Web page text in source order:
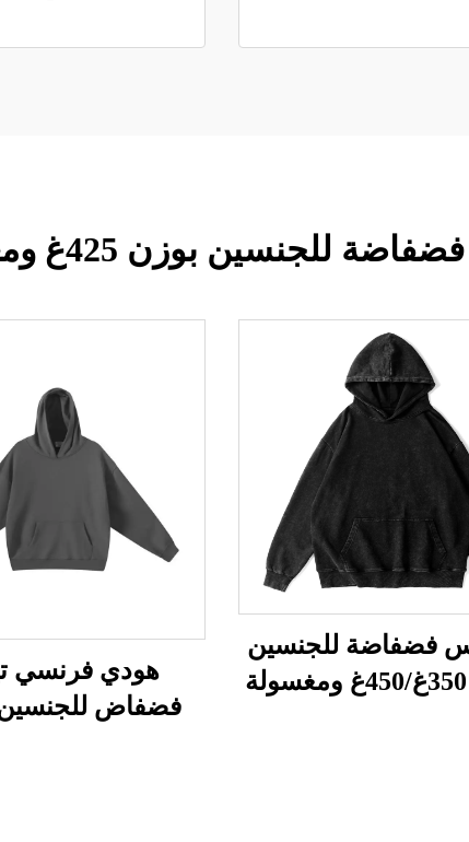
بوزن 425غ ومغسولة بالحمض
فضفاضة للجنسين
بوزن 350غ/450غ ومغسولة
هودي فرنسي
فضفاض